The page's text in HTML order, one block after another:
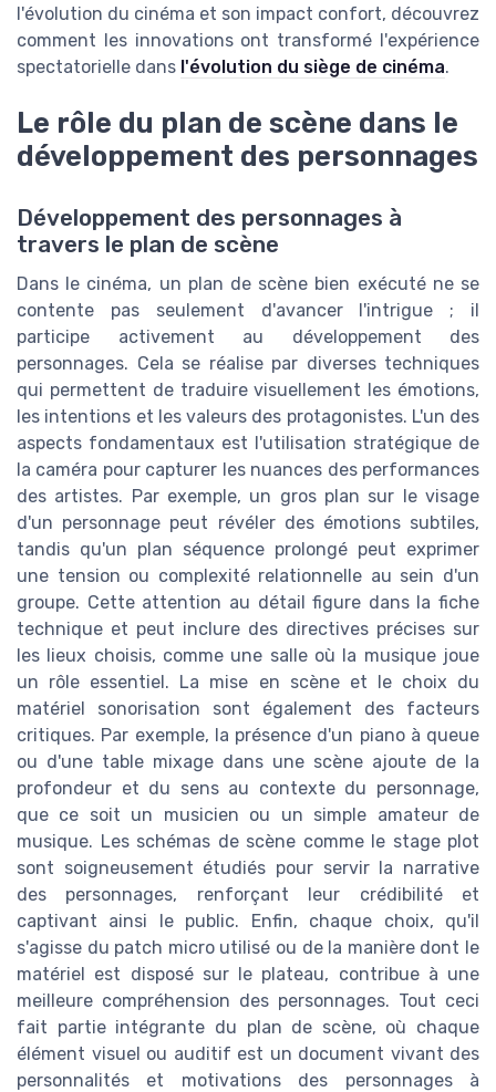
l'évolution du cinéma et son impact confort, découvrez
comment les innovations ont transformé l'expérience
spectatorielle dans l'évolution du siège de cinéma.
Le rôle du plan de scène dans le
développement des personnages
Développement des personnages à
travers le plan de scène
Dans le cinéma, un plan de scène bien exécuté ne se
contente pas seulement d'avancer l'intrigue ; il
participe activement au développement des
personnages. Cela se réalise par diverses techniques
qui permettent de traduire visuellement les émotions,
les intentions et les valeurs des protagonistes. L'un des
aspects fondamentaux est l'utilisation stratégique de
la caméra pour capturer les nuances des performances
des artistes. Par exemple, un gros plan sur le visage
d'un personnage peut révéler des émotions subtiles,
tandis qu'un plan séquence prolongé peut exprimer
une tension ou complexité relationnelle au sein d'un
groupe. Cette attention au détail figure dans la fiche
technique et peut inclure des directives précises sur
les lieux choisis, comme une salle où la musique joue
un rôle essentiel. La mise en scène et le choix du
matériel sonorisation sont également des facteurs
critiques. Par exemple, la présence d'un piano à queue
ou d'une table mixage dans une scène ajoute de la
profondeur et du sens au contexte du personnage,
que ce soit un musicien ou un simple amateur de
musique. Les schémas de scène comme le stage plot
sont soigneusement étudiés pour servir la narrative
des personnages, renforçant leur crédibilité et
captivant ainsi le public. Enfin, chaque choix, qu'il
s'agisse du patch micro utilisé ou de la manière dont le
matériel est disposé sur le plateau, contribue à une
meilleure compréhension des personnages. Tout ceci
fait partie intégrante du plan de scène, où chaque
élément visuel ou auditif est un document vivant des
personnalités et motivations des personnages à